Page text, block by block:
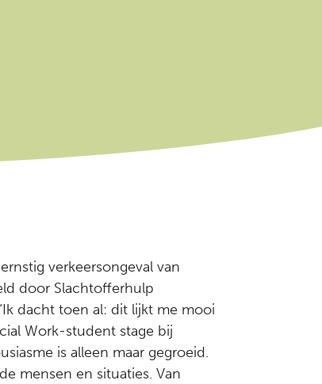
verkeersongeval van
door Slachtofferhulp
dacht toen al: dit lijkt me mooi
Work-student stage bij
is alleen maar gegroeid.
mensen en situaties. Van